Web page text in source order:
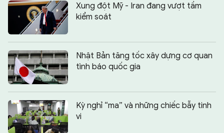
Xung đột Mỹ - Iran đang vượt tầm
kiểm soát
Nhật Bản tăng tốc xây dựng cơ quan
tình báo quốc gia
Kỳ nghỉ “ma” và những chiếc bẫy tinh
vi